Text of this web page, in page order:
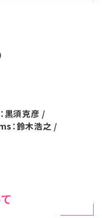
黒須克彦 /
：鈴木浩之 /